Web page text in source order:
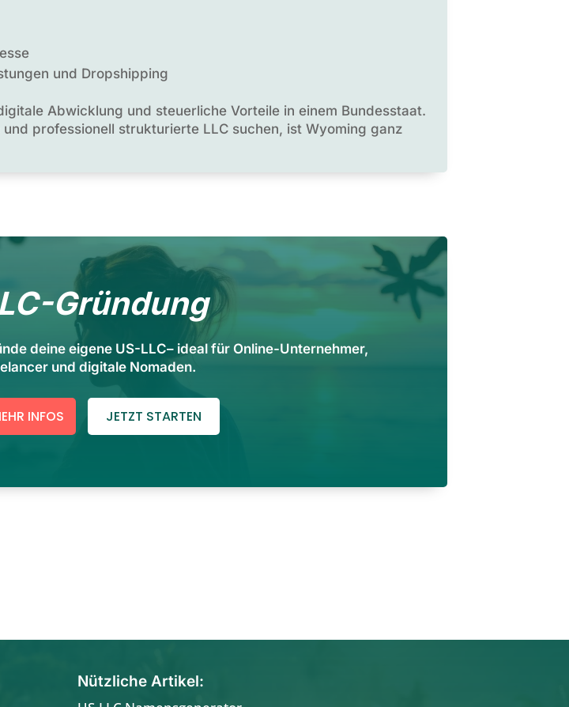
und Dropshipping
Abwicklung und steuerliche Vorteile in einem Bundesstaat.
professionell strukturierte LLC suchen, ist Wyoming ganz
Gründung
deine eigene US-LLC– ideal für Online-Unternehmer,
und digitale Nomaden.
INFOS JETZT STARTEN
Nützliche Artikel: